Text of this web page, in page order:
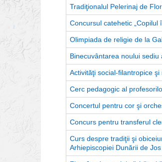
Tradiţionalul Pelerinaj de
Concursul catehetic
Olimpiada de religie de la
Binecuvântarea noului
Activităţi social-filantropice
Cerc pedagogic al
Concertul pentru cor şi
Concurs pentru transferul
Curs despre tradiţii şi
Arhiepiscopiei Dunării de Jos